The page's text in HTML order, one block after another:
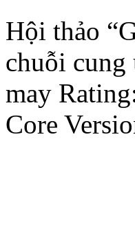
Hội thảo
chuỗi cung
may
Core